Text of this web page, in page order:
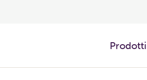
Prodotti ​